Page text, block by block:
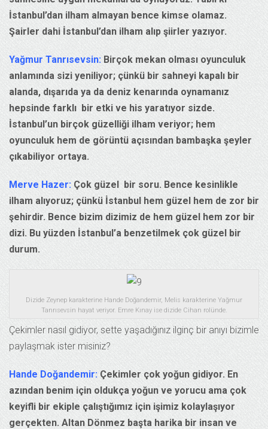
İstanbul’dan ilham almayan bence kimse olamaz.
Şairler dahi İstanbul’dan ilham alıp şiirler yazıyor.
Yağmur Tanrısevsin: Birçok mekan olması oyunculuk
anlamında sizi yeniliyor; çünkü bir sahneyi kapalı bir
alanda, dışarıda ya da deniz kenarında oynamanız
hepsinde farklı bir etki ve his yaratıyor sizde.
İstanbul’un birçok güzelliği ilham veriyor; hem
oyunculuk hem de görüntü açısından bambaşka şeyler
çıkabiliyor ortaya.
Merve Hazer: Çok güzel bir soru. Bence kesinlikle
ilham alıyoruz; çünkü İstanbul hem güzel hem de zor bir
şehirdir. Bence bizim dizimiz de hem güzel hem zor bir
dizi. Bu yüzden İstanbul’a benzetilmek çok güzel bir
durum.
Dizide Zeynep karakterine Hande Doğandemir, Melis karakterine Yağmur
Tanrısevsin hayat veriyor. Emre Kınay ise dizide Cihan rolünde.
Çekimler nasıl gidiyor, sette yaşadığınız ilginç bir anıyı bizimle
paylaşmak ister misiniz?
Hande Doğandemir: Çekimler çok yoğun gidiyor. En
azından benim için oldukça yoğun ve yorucu ama çok
keyifli bir ekiple çalıştığımız için işimiz kolaylaşıyor
gerçekten. Altan Dönmez başta harika bir insan ve